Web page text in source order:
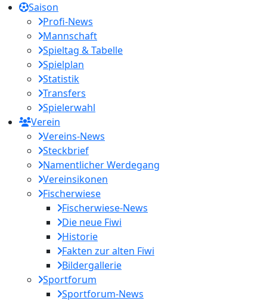
Saison
Profi-News
Mannschaft
Spieltag & Tabelle
Spielplan
Statistik
Transfers
Spielerwahl
Verein
Vereins-News
Steckbrief
Namentlicher Werdegang
Vereinsikonen
Fischerwiese
Fischerwiese-News
Die neue Fiwi
Historie
Fakten zur alten Fiwi
Bildergallerie
Sportforum
Sportforum-News